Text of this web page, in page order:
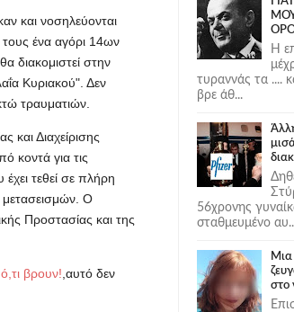
και νοσηλεύονται
ένα αγόρι 14ων
διακομιστεί στην
Κυριακού". Δεν
τραυματιών.
και Διαχείρισης
κοντά για τις
τεθεί σε πλήρη
μετασεισμών. Ο
Προστασίας και της
βρουν! ,αυτό δεν
ΟΡΟ
Η
τυραννάς τα ....
βρε άθ...
56χρονης
σταθμευμένο
Μια
στο